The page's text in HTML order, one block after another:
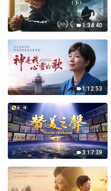
1:34:40
1:12:53
3:17:39